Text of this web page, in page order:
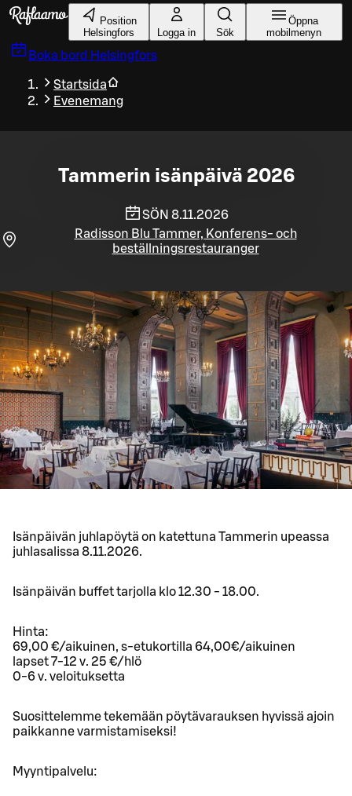
Gå till huvudinnehållet
Position
Helsingfors
Logga in Sök
Öppna
mobilmenyn
Boka bord Helsingfors
Startsida
Evenemang
Tammerin isänpäivä 2026
SÖN 8.11.2026
Radisson Blu Tammer, Konferens- och
beställningsrestauranger
Isänpäivän juhlapöytä on katettuna Tammerin upeassa
juhlasalissa 8.11.2026.
Isänpäivän buffet tarjolla klo 12.30 - 18.00.
Hinta:
69,00 €/aikuinen, s-etukortilla 64,00€/aikuinen
lapset 7-12 v. 25 €/hlö
0-6 v. veloituksetta
Suosittelemme tekemään pöytävarauksen hyvissä ajoin
paikkanne varmistamiseksi!
Myyntipalvelu: